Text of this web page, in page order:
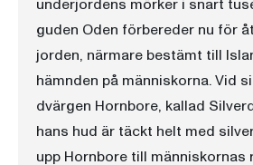
underjordens mörker i snart
guden Oden förbereder nu för
jorden, närmare bestämt till
hämnden på människorna. Vid
dvärgen Hornbore, kallad
hans hud är täckt helt med
upp Hornbore till människornas